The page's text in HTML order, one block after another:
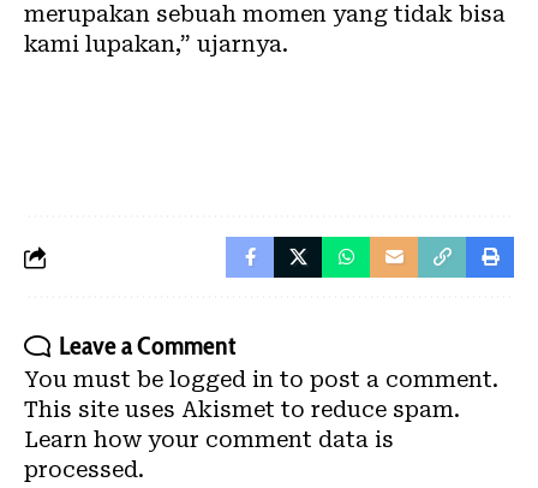
merupakan sebuah momen yang tidak bisa
kami lupakan,” ujarnya.
Leave a Comment
You must be logged in to post a comment.
This site uses Akismet to reduce spam.
Learn how your comment data is
processed.